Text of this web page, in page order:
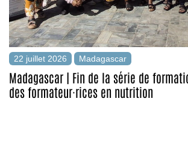
22 juillet 2026 Madagascar
Madagascar | Fin de la série de
des formateur·rices en nutrition